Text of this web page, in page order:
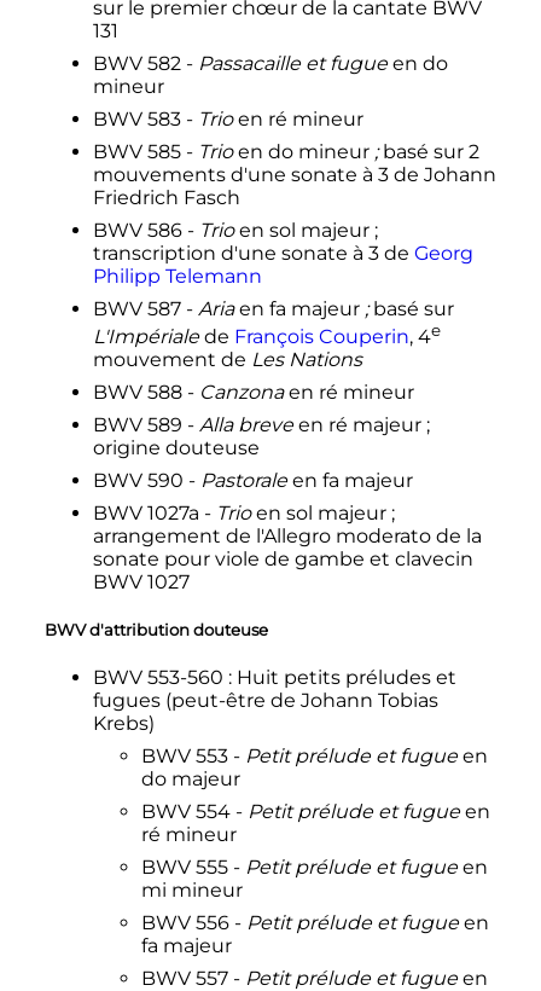
sur le premier chœur de la cantate BWV
131
BWV 582 - Passacaille et fugueen do
mineur
BWV 583 - Trioen ré mineur
BWV 585 - Trioen do mineur ;basé sur 2
mouvements d'une sonate à 3 de Johann
Friedrich Fasch
BWV 586 - Trioen sol majeur ;
transcription d'une sonate à 3 de Georg
Philipp Telemann
BWV 587 - Ariaen fa majeur ;basé sur
L'Impérialede François Couperin, 4e
mouvement de Les Nations
BWV 588 - Canzonaen ré mineur
BWV 589 - Alla breveen ré majeur ;
origine douteuse
BWV 590 - Pastoraleen fa majeur
BWV 1027a - Trioen sol majeur ;
arrangement de l'Allegro moderato de la
sonate pour viole de gambe et clavecin
BWV 1027
BWV d'attribution douteuse
BWV 553-560 : Huit petits préludes et
fugues (peut-être de Johann Tobias
Krebs)
BWV 553 - Petit prélude et fugueen
do majeur
BWV 554 - Petit prélude et fugueen
ré mineur
BWV 555 - Petit prélude et fugueen
mi mineur
BWV 556 - Petit prélude et fugueen
fa majeur
BWV 557 - Petit prélude et fugueen